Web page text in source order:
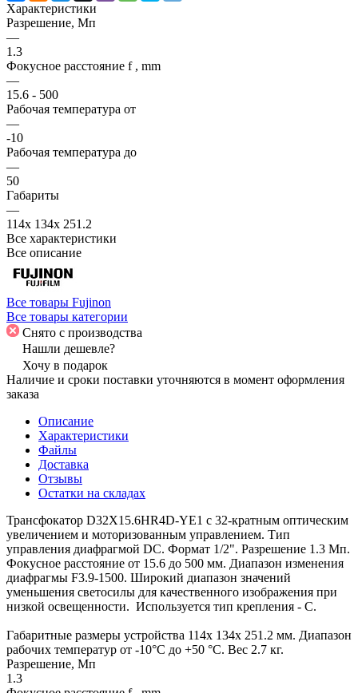
Характеристики
Разрешение, Мп
—
1.3
Фокусное расстояние f , mm
—
15.6 - 500
Рабочая температура от
—
-10
Рабочая температура до
—
50
Габариты
—
114x 134x 251.2
Все характеристики
Все описание
Все товары Fujinon
Все товары категории
Снято с производства
Нашли дешевле?
Хочу в подарок
Наличие и сроки поставки уточняются в момент оформления
заказа
Описание
Характеристики
Файлы
Доставка
Отзывы
Остатки на складах
Трансфокатор D32X15.6HR4D-YE1 с 32-кратным оптическим
увеличением и моторизованным управлением. Тип
управления диафрагмой DC. Формат 1/2". Разрешение 1.3 Мп.
Фокусное расстояние от 15.6 до 500 мм. Диапазон изменения
диафрагмы F3.9-1500. Широкий диапазон значений
уменьшения светосилы для качественного изображения при
низкой освещенности. Используется тип крепления - C.
Габаритные размеры устройства 114x 134x 251.2 мм. Диапазон
рабочих температур от -10°C до +50 °C. Вес 2.7 кг.
Разрешение, Мп
1.3